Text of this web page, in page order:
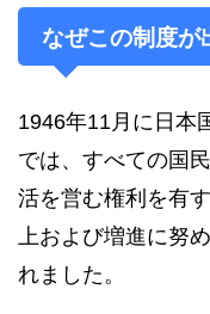
なぜこの制度が
1946年11月に日本
では、すべての国
活を営む権利を有
上および増進に努
れました。